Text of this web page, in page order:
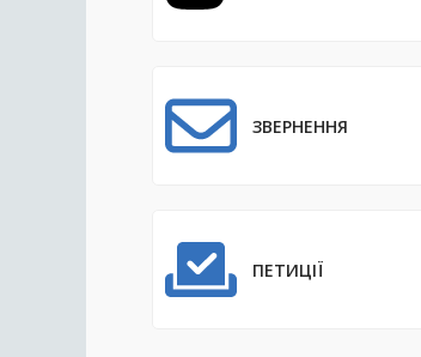
ЗВЕРНЕННЯ
ПЕТИЦІЇ